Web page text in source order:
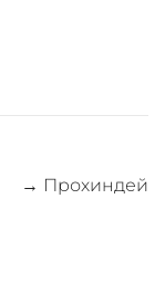
→ Прохиндей